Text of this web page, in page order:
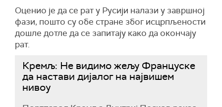
Оценио је да се рат у Русији налази у завршној
фази, пошто су обе стране због исцрпљености
дошле дотле да се запитају како да окончају
рат.
Кремљ: Не видимо жељу Француске
да настави дијалог на највишем
нивоу